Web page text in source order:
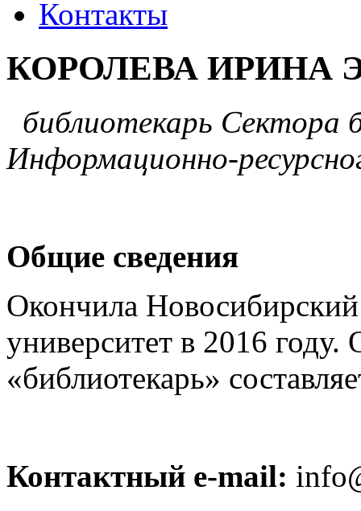
Контакты
КОРОЛЕВА ИРИНА
библиотекарь Сектора
Информационно-
Общие сведения
Окончила Новосибирский
университет в 2016
«библиотекарь»
Контактный e-mail: